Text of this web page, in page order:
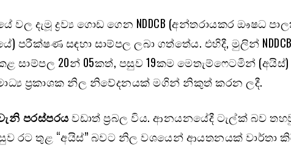
වල දැමූ ද්‍රව්‍ය ගොඩ ගෙන NDDCB (අන්තරායකර ඖෂධ
පරීක්ෂණ සඳහා සාම්පල ලබා ගත්තේය. එහිදී, මුලින්
සාම්පල 20න් 05කත්, පසුව 19කම මෙතැම්ෆෙටමින්
ප්‍රකාශක නිල නිවේදනයක් මගින් නිකුත් කරන ලදී.
පරස්පරයවඩාත් ප්‍රබල විය. ආනයනයේදී ටැල්ක් බව
රට තුළ “අයිස්” බවට නිල වශයෙන් ආයතනයක් වාර්තා